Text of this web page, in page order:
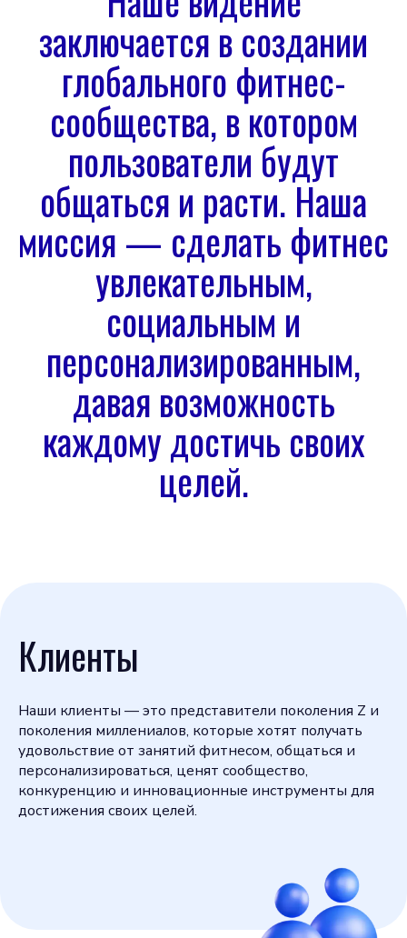
заключается в создании
глобального фитнес-
сообщества, в котором
пользователи будут
общаться и расти. Наша
миссия — сделать фитнес
увлекательным,
социальным и
персонализированным,
давая возможность
каждому достичь своих
целей.
Клиенты
Наши клиенты — это представители поколения Z и
поколения миллениалов, которые хотят получать
удовольствие от занятий фитнесом, общаться и
персонализироваться, ценят сообщество,
конкуренцию и инновационные инструменты для
достижения своих целей.